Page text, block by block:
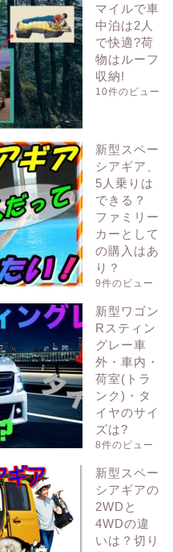
マイルで車
中泊は2人
で快適?荷
物はルーフ
収納!
10件のビュー
新型スペー
シアギア、
5人乗りは
できる？
ファミリー
カーとして
の購入はあ
り？
9件のビュー
新型ワゴン
Rスティン
グレー車
外・車内・
荷室(トラ
ンク)・タ
イヤのサイ
ズは?
8件のビュー
新型スペー
シアギアの
2WDと
4WDの違
いは？切り